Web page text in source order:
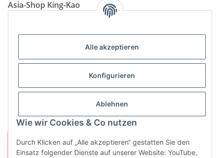
Alle akzeptieren
Konfigurieren
Ablehnen
Wie wir Cookies & Co nutzen
Durch Klicken auf „Alle akzeptieren“ gestatten Sie den
Einsatz folgender Dienste auf unserer Website: YouTube,
Asia-Shop King-Kao
Tel: (06825) 499-104
info@king-kao.de
Öffnungszeiten (Mo-Sa.) 9:00 - 19:00
Gesetzliche Informationen